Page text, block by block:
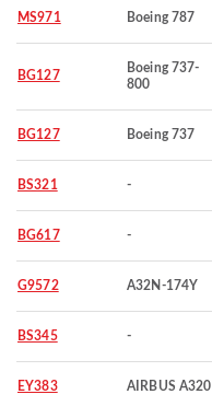
MS971 Boeing 787
BG127
Boeing 737-
800
BG127 Boeing 737
BS321 -
BG617 -
G9572 A32N-174Y
BS345 -
EY383 AIRBUS A320